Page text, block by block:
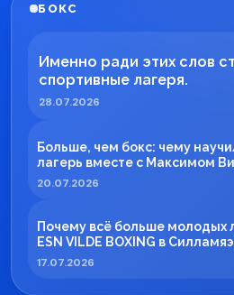
БОКС
Именно ради этих слов
спортивные лагеря.
28.07.2026
Больше, чем бокс: чему
лагерь вместе с Максимом
20.07.2026
Почему всё больше
ESN VILDE BOXING в
17.07.2026